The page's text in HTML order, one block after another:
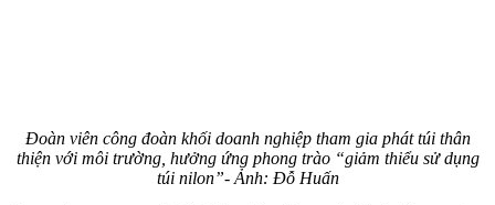
Đoàn viên công đoàn khối doanh nghiệp tham gia phát túi thân
thiện với môi trường, hưởng ứng phong trào “giảm thiểu sử dụng
túi nilon”- Ảnh: Đỗ Huấn